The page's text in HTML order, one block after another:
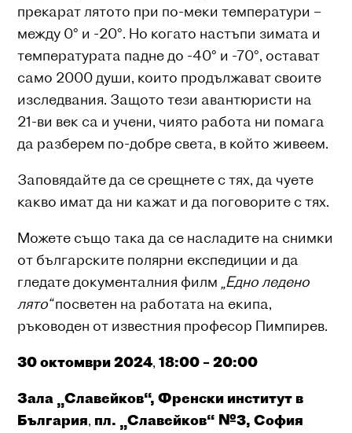
прекарат лятото при по-меки температури –
между 0° и -20°. Но когато настъпи зимата и
температурата падне до -40° и -70°, остават
само 2000 души, които продължават своите
изследвания. Защото тези авантюристи на
21-ви век са и учени, чиято работа ни помага
да разберем по-добре света, в който живеем.
Заповядайте да се срещнете с тях, да чуете
какво имат да ни кажат и да поговорите с тях.
Можете също така да се насладите на снимки
от българските полярни експедиции и да
гледате документалния филм „Едно ледено
лято“посветен на работата на екипа,
ръководен от известния професор Пимпирев.
30 октомври 2024,18:00 – 20:00
Зала „Славейков“, Френски институт в
България, пл. „Славейков“ №3, София